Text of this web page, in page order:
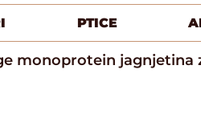
PTICE
monoprotein jagnjetina